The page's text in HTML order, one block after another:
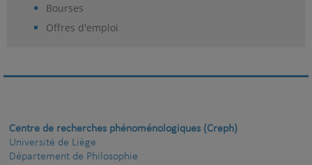
Bourses
Offres d'emploi
Centre de recherches phénoménologiques (Creph)
Université de Liège
Département de Philosophie